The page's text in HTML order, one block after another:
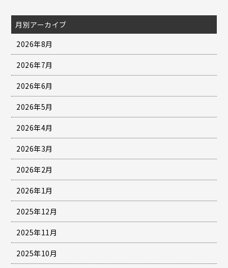
月別アーカイブ
2026年8月
2026年7月
2026年6月
2026年5月
2026年4月
2026年3月
2026年2月
2026年1月
2025年12月
2025年11月
2025年10月